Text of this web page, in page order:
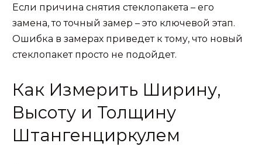
Если причина снятия стеклопакета – его
замена, то точный замер – это ключевой этап.
Ошибка в замерах приведет к тому, что новый
стеклопакет просто не подойдет.
Как Измерить Ширину,
Высоту и Толщину
Штангенциркулем